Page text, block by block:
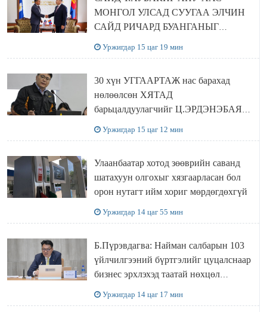
МОНГОЛ УЛСАД СУУГАА ЭЛЧИН
САЙД РИЧАРД БУАНГАНЫГ
Уржигдар 15 цаг 19 мин
30 хүн УГГААРТАЖ нас барахад
нөлөөлсөн ХЯТАД
барьцалдуулагчийг Ц.ЭРДЭНЭБАЯР
Уржигдар 15 цаг 12 мин
Улаанбаатар хотод зөөврийн саванд
шатахуун олгохыг хязгаарласан бол
орон нутагт ийм хориг мөрдөгдөхгүй
Уржигдар 14 цаг 55 мин
Б.Пүрэвдагва: Найман салбарын 103
үйлчилгээний бүртгэлийг цуцалснаар
бизнес эрхлэхэд таатай нөхцөл
Уржигдар 14 цаг 17 мин